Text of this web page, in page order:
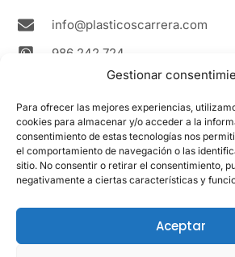
Gestionar
Para ofrecer las mejores experiencias,
cookies para almacenar y/o acceder a la
consentimiento de estas tecnologías nos
el comportamiento de navegación o las
sitio. No consentir o retirar el consentimiento,
negativamente a ciertas características y
Aceptar
info@plasticoscarrera.com
986 242 724
Plasticos Carrera Avda. Ricardo
Vigo Spain
Contacto
LEGAL
Política de cookies